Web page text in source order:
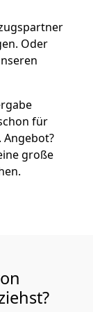
Oder
für
Angebot?
große